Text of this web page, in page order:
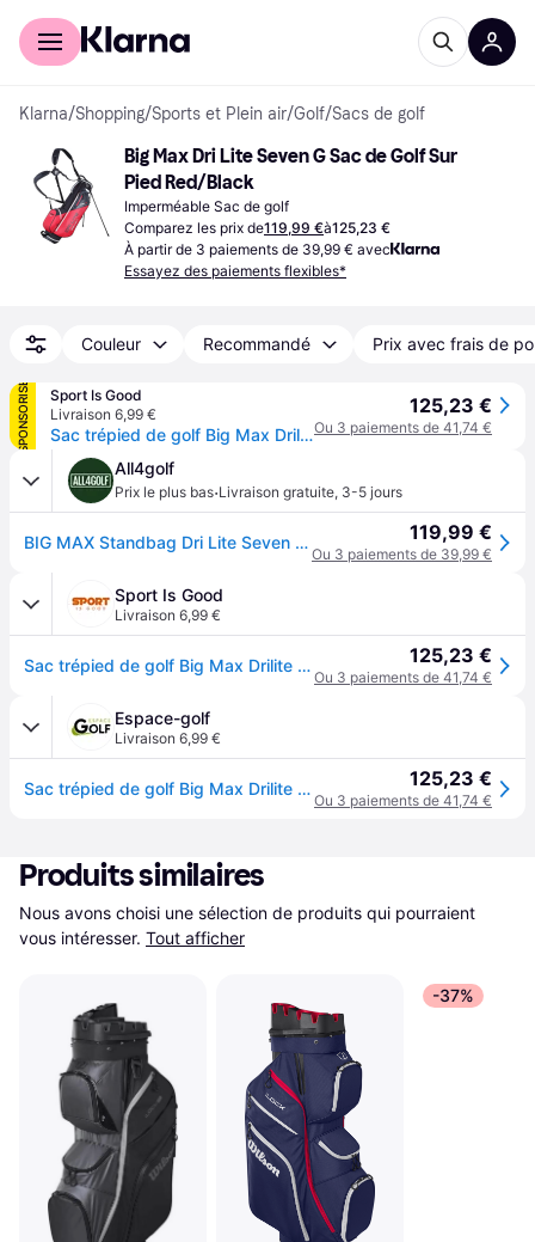
Acheter avec Klarna
Klarna/Shopping/Sports et Plein air/Golf/Sacs de golf
Big Max Dri Lite Seven G Sac de Golf Sur
Pied Red/Black
Imperméable Sac de golf
Comparez les prix de119,99 €à125,23 €
À partir de 3 paiements de 39,99 € avec
Essayez des paiements flexibles*
Couleur Recommandé Prix avec frais de
SPONSORISÉ
Sport Is Good
Livraison 6,99 €
Sac trépied de golf Big Max Drilite Seven G - Noir
125,23 €
Ou 3 paiements de 41,74 €
All4golf
Prix le plus bas·Livraison gratuite, 3-5 jours
BIG MAX Standbag Dri Lite Seven G, rouge/noir 119,99 €
Ou 3 paiements de 39,99 €
Sport Is Good
Livraison 6,99 €
Sac trépied de golf Big Max Drilite Seven G - Noir 125,23 €
Ou 3 paiements de 41,74 €
Espace-golf
Livraison 6,99 €
Sac trépied de golf Big Max Drilite Seven G - Noir 125,23 €
Ou 3 paiements de 41,74 €
Produits similaires
Nous avons choisi une sélection de produits qui pourraient
vous intéresser. Tout afficher
-37%